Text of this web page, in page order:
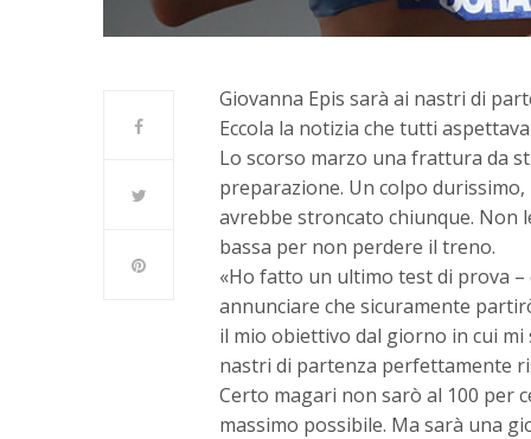
Giovanna Epis sarà ai nastri di
Eccola la notizia che tutti
Lo scorso marzo una frattura da
preparazione. Un colpo
avrebbe stroncato chiunque. Non
bassa per non perdere il treno.
«Ho fatto un ultimo test di prova
annunciare che sicuramente
il mio obiettivo dal giorno in cui
nastri di partenza perfettamente
Certo magari non sarò al 100 per
massimo possibile. Ma sarà una